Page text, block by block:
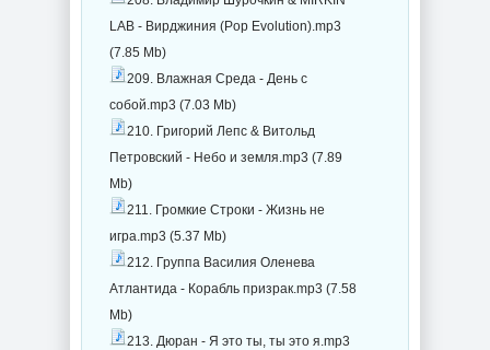
LAB - Вирджиния (Pop Evolution).mp3
(7.85 Mb)
209. Влажная Среда - День с
собой.mp3 (7.03 Mb)
210. Григорий Лепс & Витольд
Петровский - Небо и земля.mp3 (7.89
Mb)
211. Громкие Строки - Жизнь не
игра.mp3 (5.37 Mb)
212. Группа Василия Оленева
Атлантида - Корабль призрак.mp3 (7.58
Mb)
213. Дюран - Я это ты, ты это я.mp3